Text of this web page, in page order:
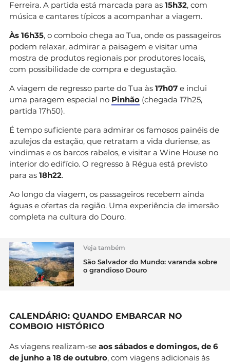
Ferreira. A partida está marcada para as 15h32, com
música e cantares típicos a acompanhar a viagem.
Às 16h35, o comboio chega ao Tua, onde os passageiros
podem relaxar, admirar a paisagem e visitar uma
mostra de produtos regionais por produtores locais,
com possibilidade de compra e degustação.
A viagem de regresso parte do Tua às 17h07 e inclui
uma paragem especial no Pinhão (chegada 17h25,
partida 17h50).
É tempo suficiente para admirar os famosos painéis de
azulejos da estação, que retratam a vida duriense, as
vindimas e os barcos rabelos, e visitar a Wine House no
interior do edifício. O regresso à Régua está previsto
para as 18h22.
Ao longo da viagem, os passageiros recebem ainda
águas e ofertas da região. Uma experiência de imersão
completa na cultura do Douro.
Veja também
São Salvador do Mundo: varanda sobre
o grandioso Douro
CALENDÁRIO: QUANDO EMBARCAR NO
COMBOIO HISTÓRICO
As viagens realizam-se aos sábados e domingos, de 6
de junho a 18 de outubro, com viagens adicionais às